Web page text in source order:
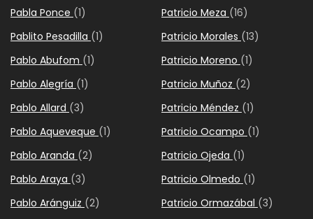
Pabla Ponce (1)
Pablito Pesadilla (1)
Pablo Abufom (1)
Pablo Alegría (1)
Pablo Allard (3)
Pablo Aqueveque (1)
Pablo Aranda (2)
Pablo Araya (3)
Pablo Aránguiz (2)
Patricio Meza (16)
Patricio Morales (13)
Patricio Moreno (1)
Patricio Muñoz (2)
Patricio Méndez (1)
Patricio Ocampo (1)
Patricio Ojeda (1)
Patricio Olmedo (1)
Patricio Ormazábal (3)